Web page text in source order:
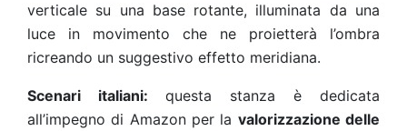
verticale su una base rotante, illuminata da una
luce in movimento che ne proietterà l’ombra
ricreando un suggestivo effetto meridiana.
Scenari italiani:
questa stanza è dedicata
all’impegno di Amazon per la valorizzazione delle